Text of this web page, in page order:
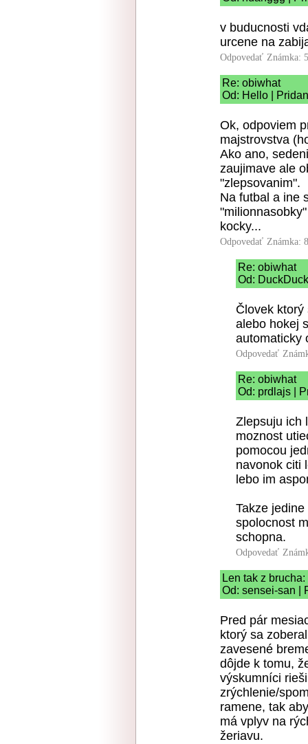
v buducnosti
urcene na
Odpovedať Známka:
Re: obiwhat
Od: Hello |
Ok, odpoviem
majstrovstva
Ako ano,
zaujimave ale
"zlepsovanim".
Na futbal a ine
kocky...
Odpovedať Známka:
Re: obiwhat
Od:
Človek
alebo hokej
automaticky
Odpovedať
Re: obiwhat
Od: prdlajs |
Zlepsuju ich
moznost
pomocou
navonok citi
lebo im
Takze
spolocnost
schopna.
Odpovedať
Len tak z brucha:
Od: sensei-san |
Pred pár
ktorý sa
zavesené
dôjde k tomu,
výskumníci
zrýchlenie/
ramene, tak
má vplyv na
žeriavu.